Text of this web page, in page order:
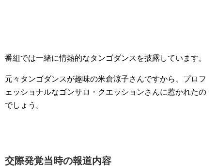
番組では一緒に情熱的なタンゴダンスを披露しています。
元々タンゴダンスが趣味の米倉涼子さんですから、プロフ
ェッショナルなゴンサロ・クエッションさんに惹かれたの
でしょう。
交際発覚当時の報道内容